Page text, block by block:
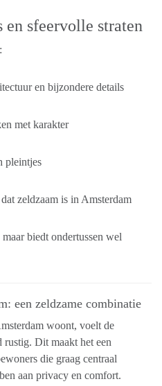
sfeervolle straten
en bijzondere details
met karakter
pleintjes
zeldzaam is in Amsterdam
biedt ondertussen wel
een zeldzame combinatie
woont, voelt de
rustig. Dit maakt het een
die graag centraal
aan privacy en comfort.